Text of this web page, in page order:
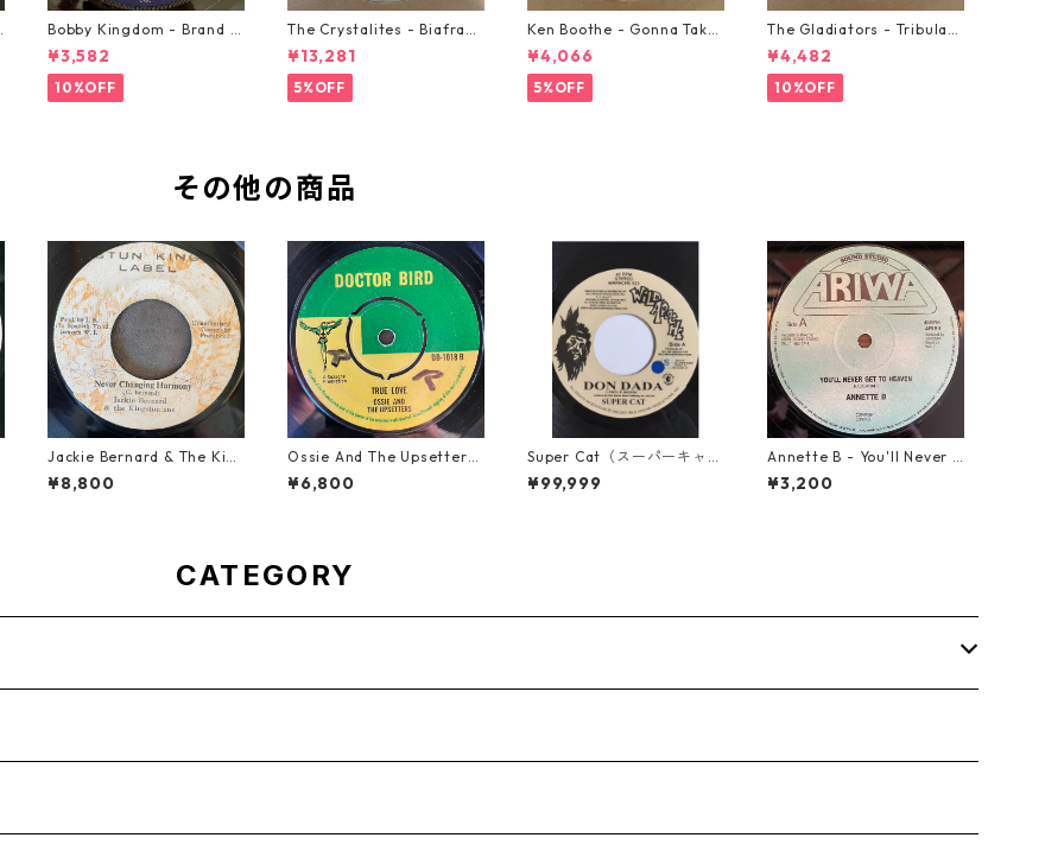
Bobby Kingdom - Brand N
ew Automobile【7-2088
9】
¥3,582
10%OFF
The Crystalites - Biafra
【7-21293】
¥13,281
5%OFF
Ken Boothe - Gonna Take
A Miracle【7-21362】
¥4,066
5%OFF
The Gladiators - Tribulati
on【7-21365】
¥4,482
10%OFF
その他の商品
Jackie Bernard & The Kin
gstonians - Never Changi
ng Harmony【7-21948】
¥8,800
Ossie And The Upsetters
- True Love【7-22000】
¥6,800
Super Cat（スーパーキャッ
ト） - Don Dada【7inch】
¥99,999
Annette B - You'll Never G
et To Heaven【12-5005
8】
¥3,200
CATEGORY